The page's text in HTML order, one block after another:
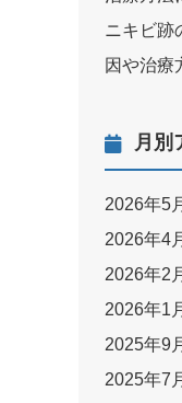
ニキビ跡
因や治療
月別
2026年5
2026年4
2026年2
2026年1
2025年9
2025年7